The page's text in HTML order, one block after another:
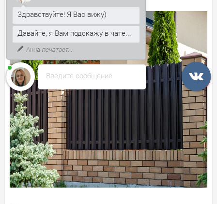
Введите сообщение
Здравствуйте! Я Вас вижу)
Давайте, я Вам подскажу в чате...
Анна печатает...